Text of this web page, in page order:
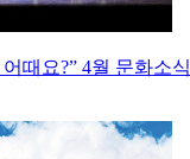
때요?” 4월 문화소식